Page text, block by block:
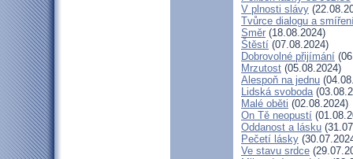
V plnosti slávy
Tvůrce dialogu a
Směr (18.08.2024)
Štěstí (07.08.2024)
Dobrovolné přijímání
Mrzutost (05.08.2024)
Alespoň na jednu
Lidská svoboda
Malé oběti (02.08.2024)
On Tě neopustí
Oddanost a lásku
Pečetí lásky
Ve stavu srdce